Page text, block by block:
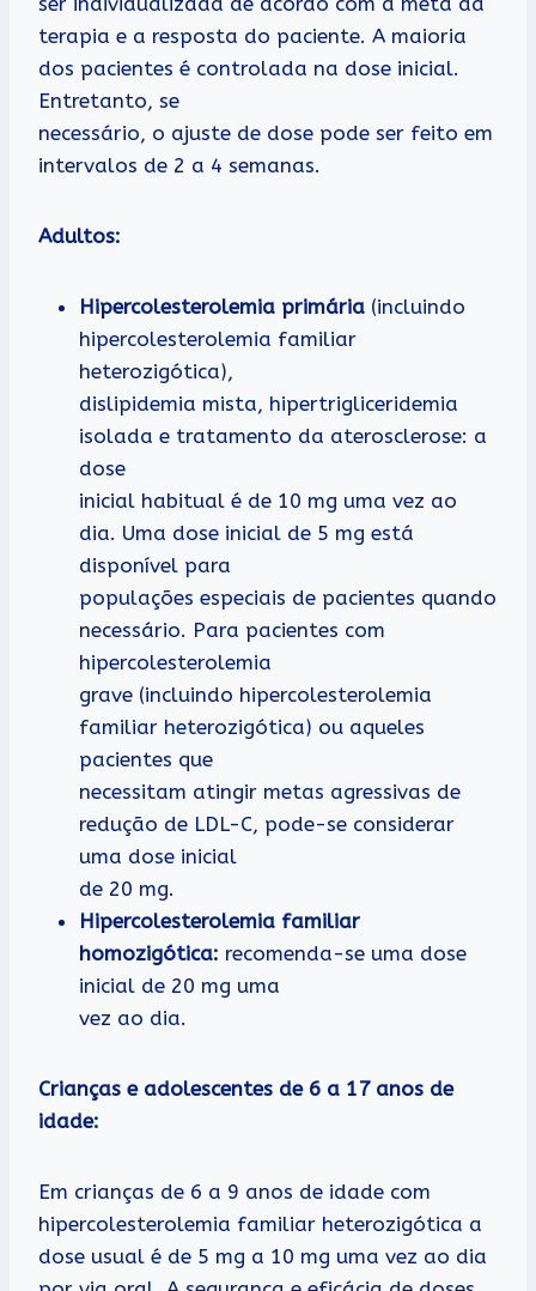
terapia e a resposta do paciente. A maioria
dos pacientes é controlada na dose inicial.
Entretanto, se
necessário, o ajuste de dose pode ser feito em
intervalos de 2 a 4 semanas.
Adultos:
Hipercolesterolemia primária (incluindo
hipercolesterolemia familiar
heterozigótica),
dislipidemia mista, hipertrigliceridemia
isolada e tratamento da aterosclerose: a
dose
inicial habitual é de 10 mg uma vez ao
dia. Uma dose inicial de 5 mg está
disponível para
populações especiais de pacientes quando
necessário. Para pacientes com
hipercolesterolemia
grave (incluindo hipercolesterolemia
familiar heterozigótica) ou aqueles
pacientes que
necessitam atingir metas agressivas de
redução de LDL-C, pode-se considerar
uma dose inicial
de 20 mg.
Hipercolesterolemia familiar
homozigótica: recomenda-se uma dose
inicial de 20 mg uma
vez ao dia.
Crianças e adolescentes de 6 a 17 anos de
idade:
Em crianças de 6 a 9 anos de idade com
hipercolesterolemia familiar heterozigótica a
dose usual é de 5 mg a 10 mg uma vez ao dia